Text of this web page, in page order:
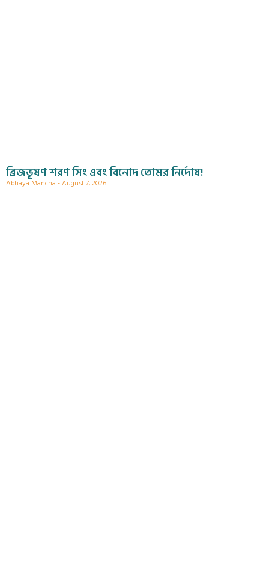
ব্রিজভূষণ শরণ সিং এবং বিনোদ তোমর নির্দোষ!
Abhaya Mancha August 7, 2026